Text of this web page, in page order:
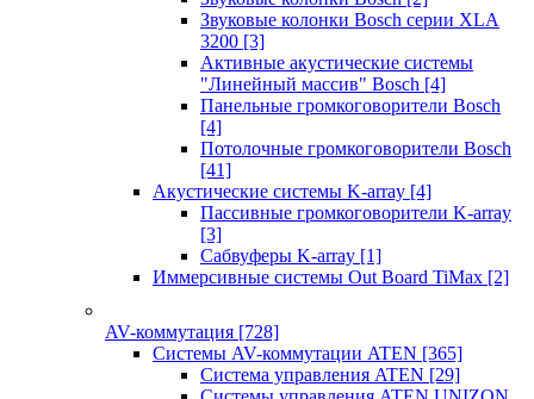
Звуковые колонки Bosch серии XLA
3200 [3]
Активные акустические системы
"Линейный массив" Bosch [4]
Панельные громкоговорители Bosch
[4]
Потолочные громкоговорители Bosch
[41]
Акустические системы K-array [4]
Пассивные громкоговорители K-array
[3]
Сабвуферы K-array [1]
Иммерсивные системы Out Board TiMax [2]
AV-коммутация [728]
Системы AV-коммутации ATEN [365]
Система управления ATEN [29]